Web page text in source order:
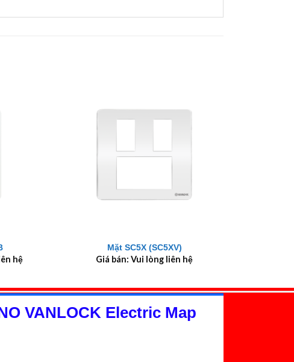
hệ
Mặt SC5X (SC5XV)
Giá bán: Vui lòng liên hệ
VANLOCK Electric Map